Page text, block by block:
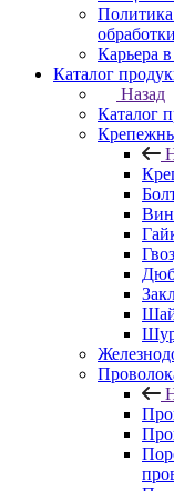
Каталог
Назад
Каталог